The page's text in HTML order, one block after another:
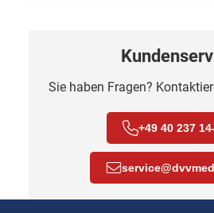
Sie haben Fragen?
+49 40 237
service@